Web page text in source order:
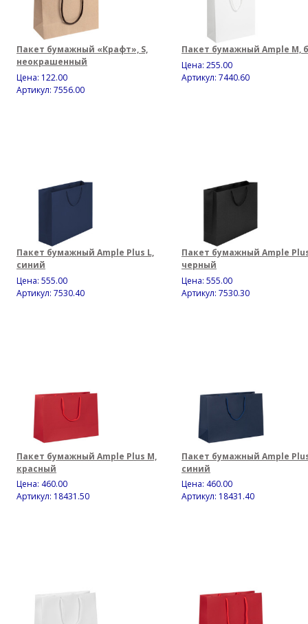
Пакет бумажный «Крафт», S,
неокрашенный
Цена: 122.00
Артикул: 7556.00
Пакет бумажный Ample M,
Цена: 255.00
Артикул: 7440.60
Пакет бумажный Ample Plus L,
синий
Цена: 555.00
Артикул: 7530.40
Пакет бумажный Ample
черный
Цена: 555.00
Артикул: 7530.30
Пакет бумажный Ample Plus M,
красный
Цена: 460.00
Артикул: 18431.50
Пакет бумажный Ample
синий
Цена: 460.00
Артикул: 18431.40